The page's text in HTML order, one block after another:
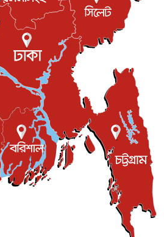
জাতীয়তাবাদী কুলাউড়াবাসীর মত বিনিময়
৫ আগস্ট, ২০২৬
সৌদি আরব সফরের আমন্ত্রণ
৫ আগস্ট, ২০২৬
দিবস আজ, স্মরণে দেশজুড়ে কর্মসূচি
৫ আগস্ট, ২০২৬
চেয়েছে বলেই জুলাই আন্দোলন সফল :
৫ আগস্ট, ২০২৬
সঙ্গে পরীমনির ঘনিষ্ঠ সম্পর্ক ছিল : নাসির
৫ আগস্ট, ২০২৬
মার্কিন চুক্তি হতে পারে আজ : মার্কিন অর্থমন...
৫ আগস্ট, ২০২৬